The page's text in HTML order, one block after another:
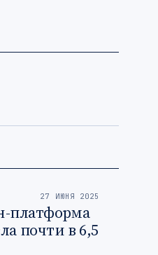
27 ИЮНЯ 2025
платформа
почти в 6,5